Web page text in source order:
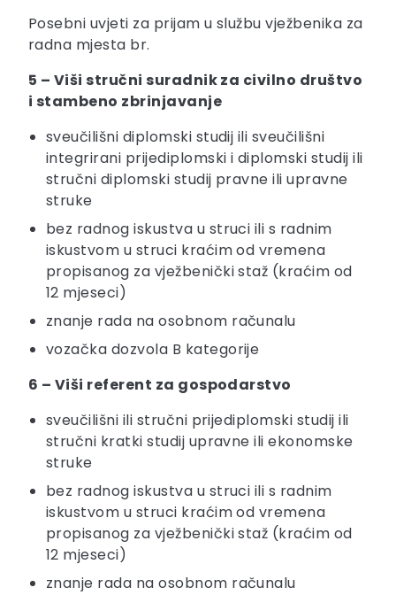
Posebni uvjeti za prijam u službu vježbenika za
radna mjesta br.
5 – Viši stručni suradnik za civilno društvo
i stambeno zbrinjavanje
sveučilišni diplomski studij ili sveučilišni
integrirani prijediplomski i diplomski studij ili
stručni diplomski studij pravne ili upravne
struke
bez radnog iskustva u struci ili s radnim
iskustvom u struci kraćim od vremena
propisanog za vježbenički staž (kraćim od
12 mjeseci)
znanje rada na osobnom računalu
vozačka dozvola B kategorije
6 – Viši referent za gospodarstvo
sveučilišni ili stručni prijediplomski studij ili
stručni kratki studij upravne ili ekonomske
struke
bez radnog iskustva u struci ili s radnim
iskustvom u struci kraćim od vremena
propisanog za vježbenički staž (kraćim od
12 mjeseci)
znanje rada na osobnom računalu